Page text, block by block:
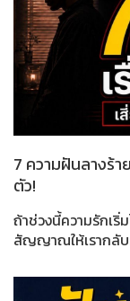
7 ความฝันลางร้า
ตัว!
ถ้าช่วงนี้ความรักเริ่
สัญญาณให้เรากลั